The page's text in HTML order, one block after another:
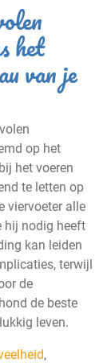
het
van je
op het
het voeren
te letten op
viervoeter alle
hij nodig heeft
kan leiden
terwijl
de
de beste
leven.
,